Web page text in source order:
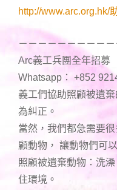
http://www.arc.org.hk/
－－－－－－－－－
Arc義工兵團全年招募
Whatsapp： +852
義工們協助照顧被遺
為糾正。
當然，我們都急需要
顧動物， 讓動物們可
照顧被遺棄動物：洗
住環境。